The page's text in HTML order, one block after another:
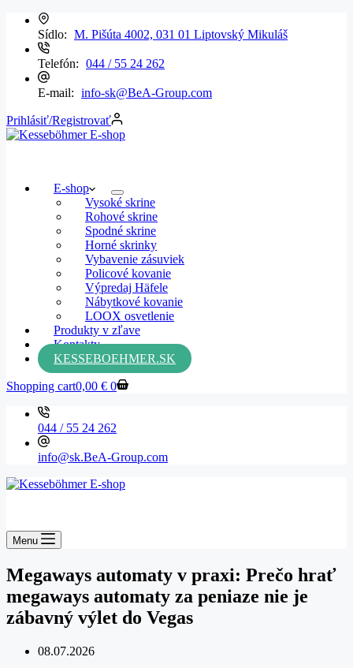
Sídlo: M. Pišúta 4002, 031 01 Liptovský Mikuláš
Telefón: 044 / 55 24 262
E-mail: info-sk@BeA-Group.com
Prihlásiť/Registrovať
E-shop
Vysoké skrine
Rohové skrine
Spodné skrine
Horné skrinky
Vybavenie zásuviek
Policové kovanie
Výpredaj Häfele
Nábytkové kovanie
LOOX osvetlenie
Produkty v zľave
Kontakty
KESSEBOEHMER.SK
Shopping cart0,00 € 0
044 / 55 24 262
info@sk.BeA-Group.com
Menu
Megaways automaty v praxi: Prečo hrať
megaways automaty za peniaze nie je
zábavný výlet do Vegas
08.07.2026